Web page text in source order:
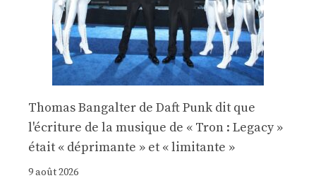
Thomas Bangalter de Daft Punk dit que
l'écriture de la musique de « Tron : Legacy »
était « déprimante » et « limitante »
9 août 2026